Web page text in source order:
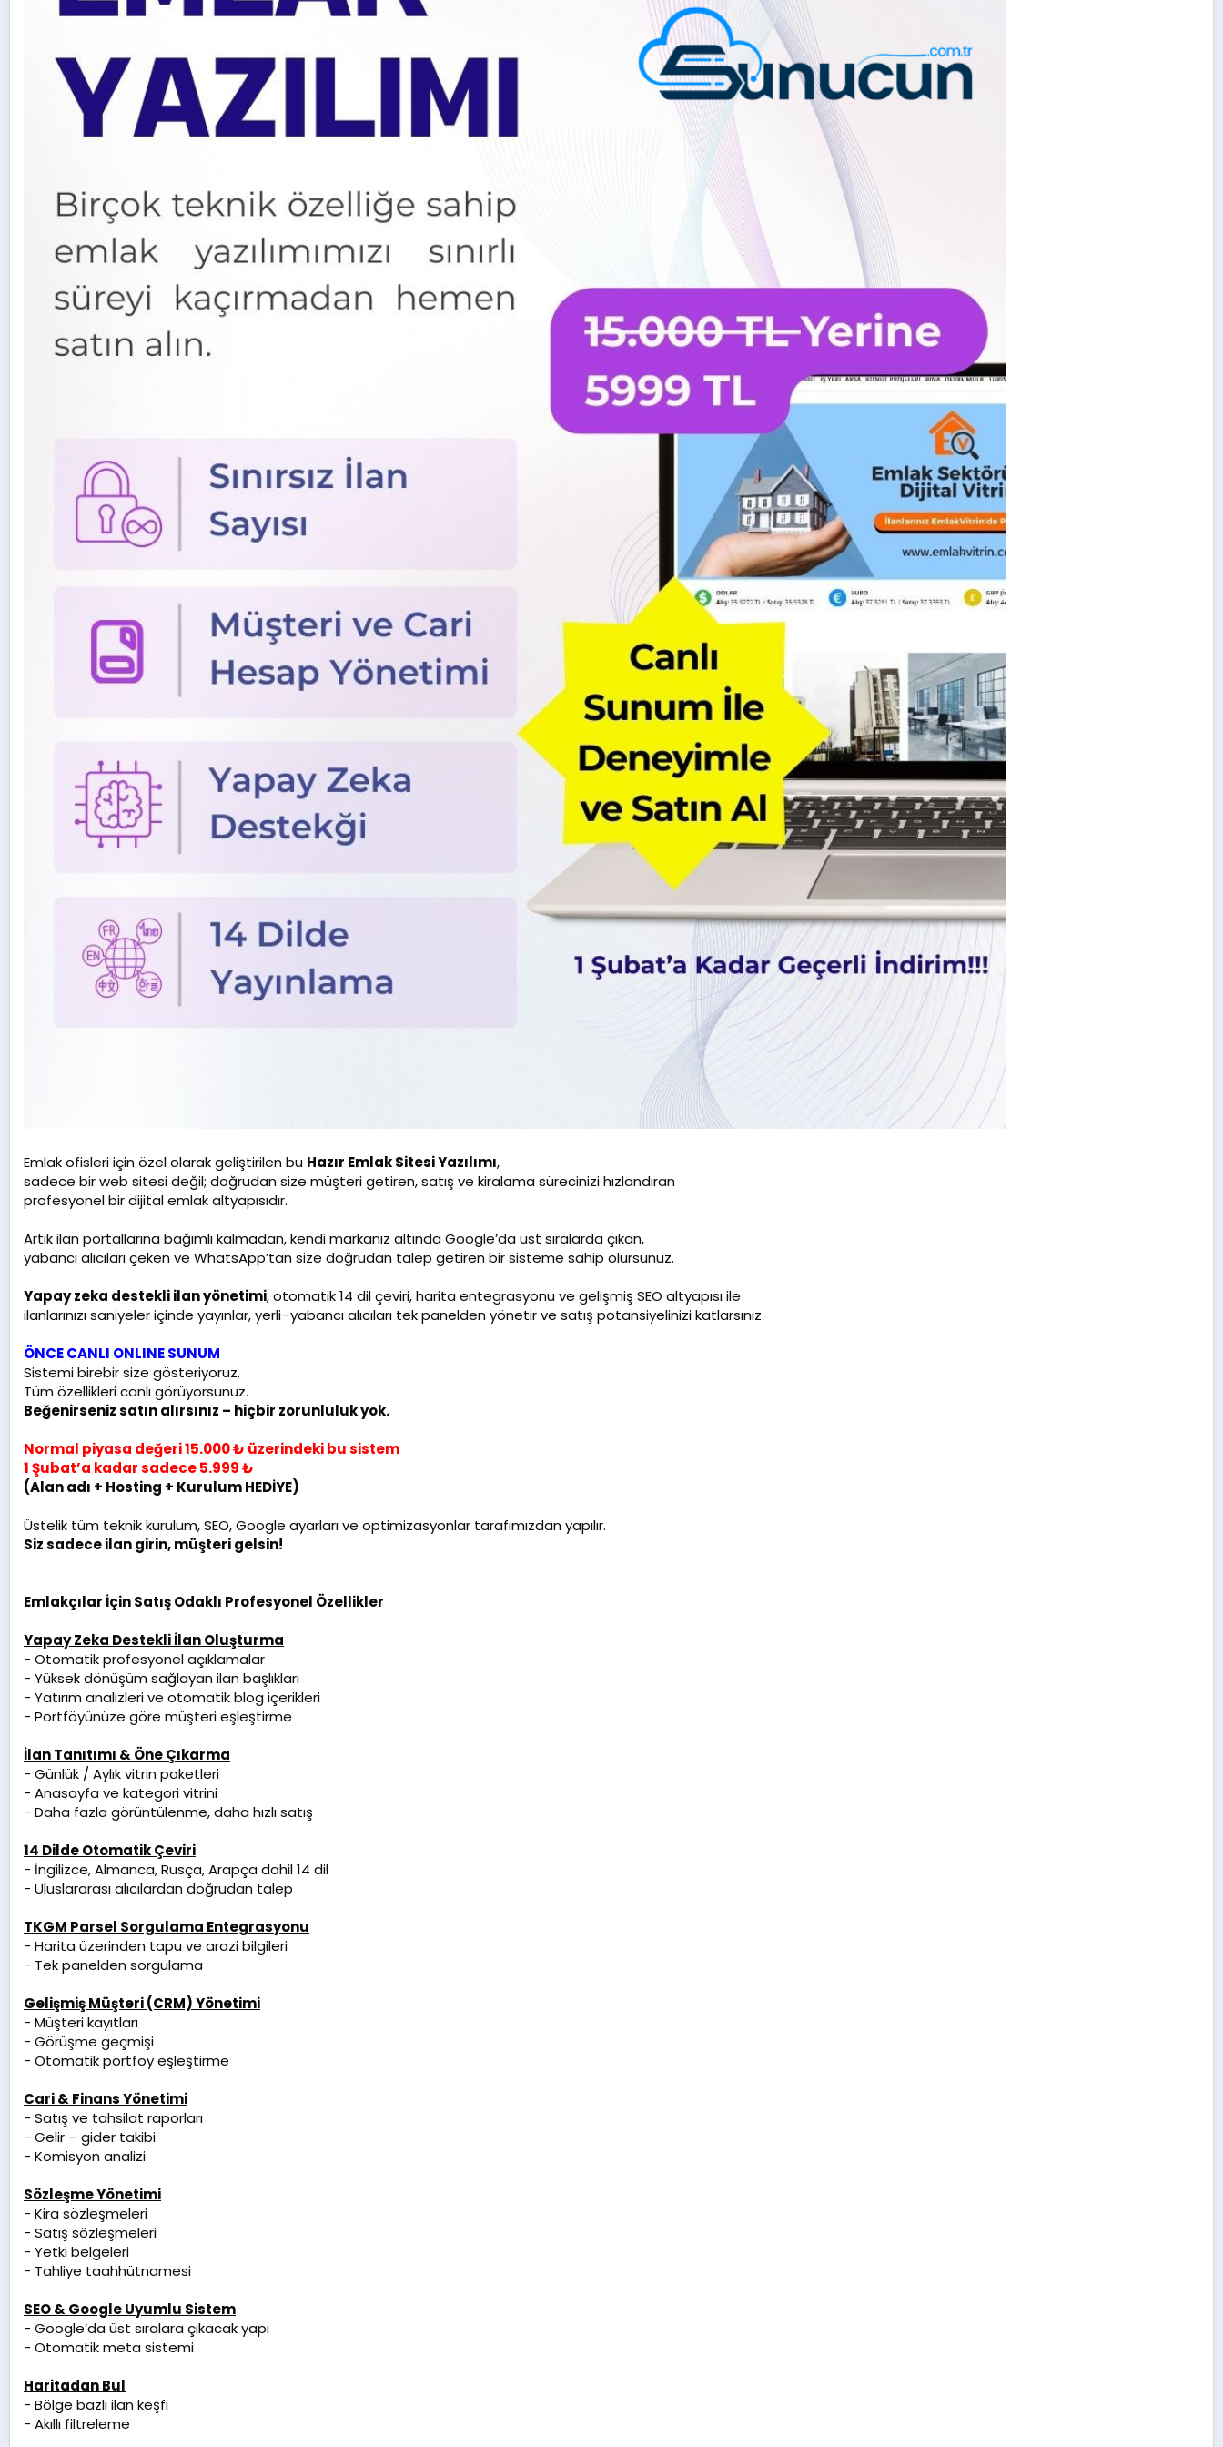
Emlak ofisleri için özel olarak geliştirilen bu Hazır Emlak Sitesi Yazılımı,
sadece bir web sitesi değil; doğrudan size müşteri getiren, satış ve kiralama sürecinizi hızlandıran
profesyonel bir dijital emlak altyapısıdır.
Artık ilan portallarına bağımlı kalmadan, kendi markanız altında Google’da üst sıralarda çıkan,
yabancı alıcıları çeken ve WhatsApp’tan size doğrudan talep getiren bir sisteme sahip olursunuz.
Yapay zeka destekli ilan yönetimi, otomatik 14 dil çeviri, harita entegrasyonu ve gelişmiş SEO altyapısı ile
ilanlarınızı saniyeler içinde yayınlar, yerli–yabancı alıcıları tek panelden yönetir ve satış potansiyelinizi katlarsınız.
ÖNCE CANLI ONLINE SUNUM
Sistemi birebir size gösteriyoruz.
Tüm özellikleri canlı görüyorsunuz.
Beğenirseniz satın alırsınız – hiçbir zorunluluk yok.
Normal piyasa değeri 15.000 ₺ üzerindeki bu sistem
1 Şubat’a kadar sadece 5.999 ₺
(Alan adı + Hosting + Kurulum HEDİYE)
Üstelik tüm teknik kurulum, SEO, Google ayarları ve optimizasyonlar tarafımızdan yapılır.
Siz sadece ilan girin, müşteri gelsin!
Emlakçılar İçin Satış Odaklı Profesyonel Özellikler
Yapay Zeka Destekli İlan Oluşturma
- Otomatik profesyonel açıklamalar
- Yüksek dönüşüm sağlayan ilan başlıkları
- Yatırım analizleri ve otomatik blog içerikleri
- Portföyünüze göre müşteri eşleştirme
İlan Tanıtımı & Öne Çıkarma
- Günlük / Aylık vitrin paketleri
- Anasayfa ve kategori vitrini
- Daha fazla görüntülenme, daha hızlı satış
14 Dilde Otomatik Çeviri
- İngilizce, Almanca, Rusça, Arapça dahil 14 dil
- Uluslararası alıcılardan doğrudan talep
TKGM Parsel Sorgulama Entegrasyonu
- Harita üzerinden tapu ve arazi bilgileri
- Tek panelden sorgulama
Gelişmiş Müşteri (CRM) Yönetimi
- Müşteri kayıtları
- Görüşme geçmişi
- Otomatik portföy eşleştirme
Cari & Finans Yönetimi
- Satış ve tahsilat raporları
- Gelir – gider takibi
- Komisyon analizi
Sözleşme Yönetimi
- Kira sözleşmeleri
- Satış sözleşmeleri
- Yetki belgeleri
- Tahliye taahhütnamesi
SEO & Google Uyumlu Sistem
- Google’da üst sıralara çıkacak yapı
- Otomatik meta sistemi
Haritadan Bul
- Bölge bazlı ilan keşfi
- Akıllı filtreleme